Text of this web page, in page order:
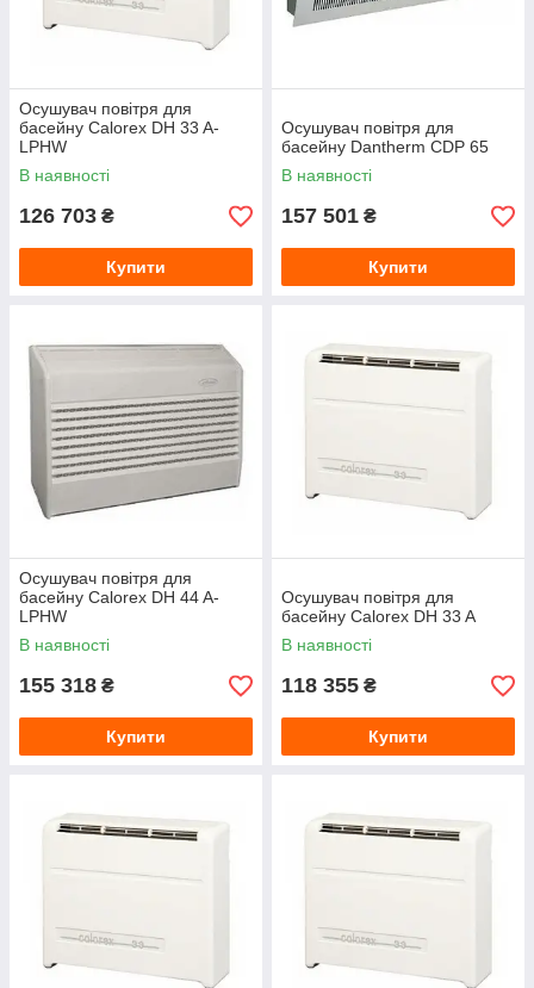
Осушувач повітря для
басейну Calorex DH 33 A-
LPHW
В наявності
126 703 ₴
Купити
Осушувач повітря для
басейну Dantherm CDP 65
В наявності
157 501 ₴
Купити
Осушувач повітря для
басейну Calorex DH 44 A-
LPHW
В наявності
155 318 ₴
Купити
Осушувач повітря для
басейну Calorex DH 33 A
В наявності
118 355 ₴
Купити